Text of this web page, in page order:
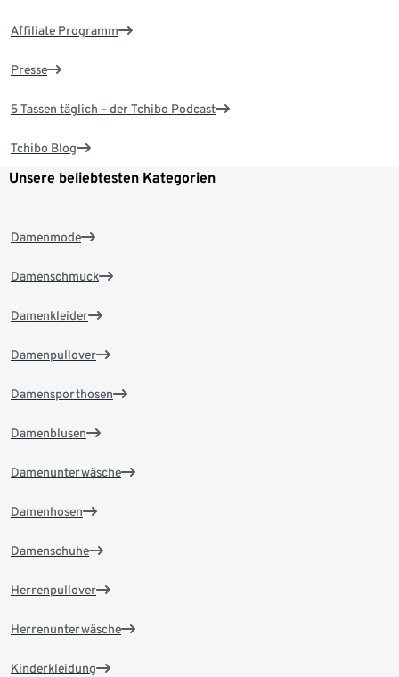
Affiliate Programm
Presse
5 Tassen täglich – der Tchibo Podcast
Tchibo Blog
Unsere beliebtesten Kategorien
Damenmode
Damenschmuck
Damenkleider
Damenpullover
Damensporthosen
Damenblusen
Damenunterwäsche
Damenhosen
Damenschuhe
Herrenpullover
Herrenunterwäsche
Kinderkleidung